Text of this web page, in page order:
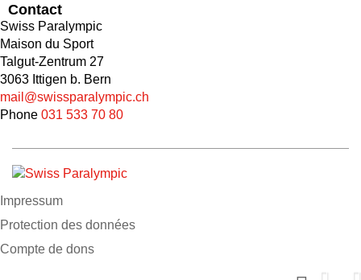
Contact
Swiss Paralympic
Maison du Sport
Talgut-Zentrum 27
3063 Ittigen b. Bern
mail@swissparalympic.ch
Phone 031 533 70 80
Impressum
Protection des données
Compte de dons